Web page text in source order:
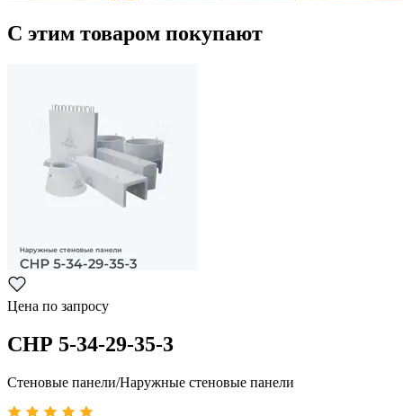
С этим товаром покупают
Цена по запросу
СНР 5-34-29-35-3
Стеновые панели/Наружные стеновые панели